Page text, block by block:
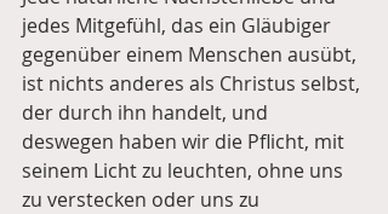
jedes Mitgefühl, das ein Gläubiger
gegenüber einem Menschen ausübt,
ist nichts anderes als Christus selbst,
der durch ihn handelt, und
deswegen haben wir die Pflicht, mit
seinem Licht zu leuchten, ohne uns
zu verstecken oder uns zu